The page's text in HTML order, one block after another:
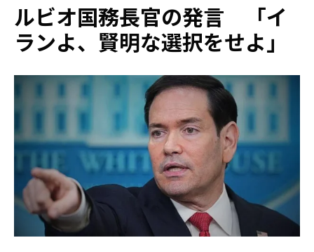
ルビオ国務長官の発言 「イ
ランよ、賢明な選択をせよ」